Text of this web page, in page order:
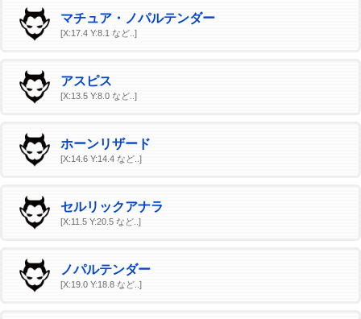
マチュア・ノパルテンダー
[X:17.4 Y:8.1 など..]
アスピス
[X:13.5 Y:8.0 など..]
ホーンリザード
[X:14.6 Y:14.4 など..]
セルリックアナラ
[X:11.5 Y:20.5 など..]
ノパルテンダー
[X:19.0 Y:18.8 など..]